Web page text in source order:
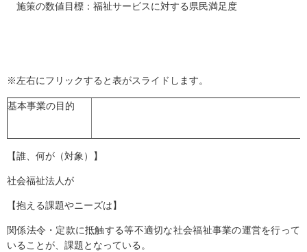
施策の数値目標：福祉サービスに対する県民満足度
※左右にフリックすると表がスライドします。
基本事業の目的
【誰、何が（対象）】
社会福祉法人が
【抱える課題やニーズは】
関係法令・定款に抵触する等不適切な社会福祉事業の運営を行って
いることが、課題となっている。